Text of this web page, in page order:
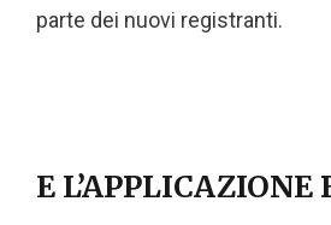
parte dei nuovi registranti.
E